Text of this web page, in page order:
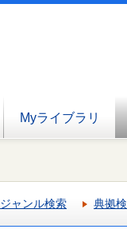
Myライブラリ
ジャンル検索 典拠